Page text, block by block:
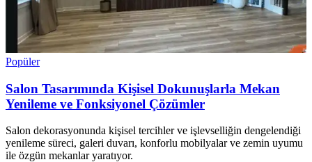
Popüler
Salon Tasarımında Kişisel Dokunuşlarla Mekan
Yenileme ve Fonksiyonel Çözümler
Salon dekorasyonunda kişisel tercihler ve işlevselliğin dengelendiği
yenileme süreci, galeri duvarı, konforlu mobilyalar ve zemin uyumu
ile özgün mekanlar yaratıyor.